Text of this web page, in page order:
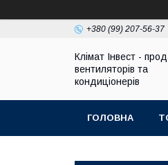
+380 (99) 207-56-37
Клімат Інвест -
вентиляторів та
кондиціонерів
ГОЛОВНА